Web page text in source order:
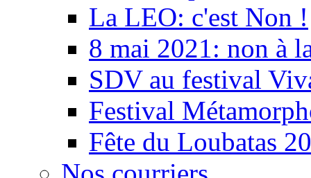
La LEO: c'est Non !
8 mai 2021: non à
SDV au festival
Festival
Fête du Loubatas